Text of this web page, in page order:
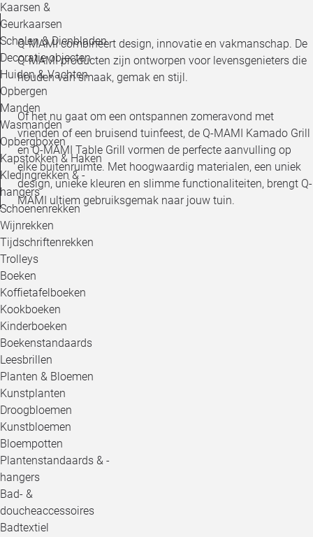
Kaarsen &
Geurkaarsen
Schalen & Dienbladen
Decoratie objecten
Huiden & Vachten
Opbergen
Manden
Wasmanden
Opbergboxen
Kapstokken & Haken
Kledingrekken & -
hangers
Schoenenrekken
Wijnrekken
Tijdschriftenrekken
Trolleys
Boeken
Koffietafelboeken
Kookboeken
Kinderboeken
Boekenstandaards
Leesbrillen
Planten & Bloemen
Kunstplanten
Droogbloemen
Kunstbloemen
Bloempotten
Plantenstandaards & -
hangers
Bad- &
doucheaccessoires
Badtextiel
Q-MAMI combineert design, innovatie en vakmanschap. De
Q-MAMI producten zijn ontworpen voor levensgenieters die
houden van smaak, gemak en stijl.
Of het nu gaat om een ontspannen zomeravond met
vrienden of een bruisend tuinfeest, de Q-MAMI Kamado Grill
en Q-MAMI Table Grill vormen de perfecte aanvulling op
elke buitenruimte. Met hoogwaardig materialen, een uniek
design, unieke kleuren en slimme functionaliteiten, brengt Q-
MAMI ultiem gebruiksgemak naar jouw tuin.